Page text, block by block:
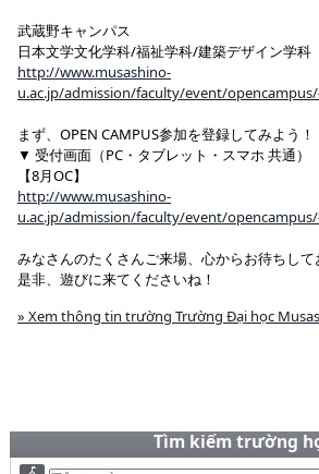
武蔵野キャンパス
日本文学文化学科/福祉学科/建築デザイン学科
http://www.musashino-
u.ac.jp/admission/faculty/event/opencampus/
まず、OPEN CAMPUS参加を登録してみよう！
▼ 受付画面（PC・タブレット・スマホ 共通）
【8月OC】
http://www.musashino-
u.ac.jp/admission/faculty/event/opencampus/
みなさんのたくさんご来場、心からお待ちして
是非、遊びに来てくださいね！
» Xem thông tin trường Trường Đại học
Tìm kiếm trường